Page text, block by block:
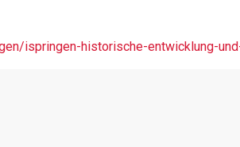
ispringen-historische-entwicklung-